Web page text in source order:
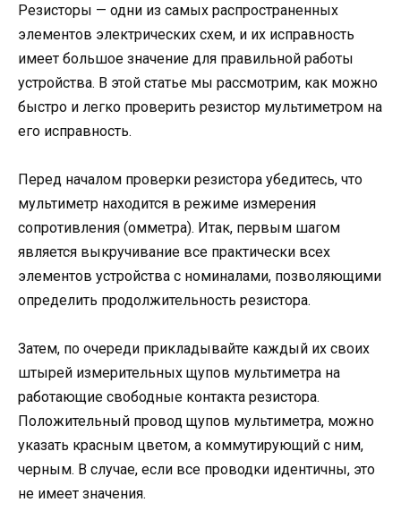
Резисторы — одни из самых распространенных
элементов электрических схем, и их исправность
имеет большое значение для правильной работы
устройства. В этой статье мы рассмотрим, как можно
быстро и легко проверить резистор мультиметром на
его исправность.
Перед началом проверки резистора убедитесь, что
мультиметр находится в режиме измерения
сопротивления (омметра). Итак, первым шагом
является выкручивание все практически всех
элементов устройства с номиналами, позволяющими
определить продолжительность резистора.
Затем, по очереди прикладывайте каждый их своих
штырей измерительных щупов мультиметра на
работающие свободные контакта резистора.
Положительный провод щупов мультиметра, можно
указать красным цветом, а коммутирующий с ним,
черным. В случае, если все проводки идентичны, это
не имеет значения.